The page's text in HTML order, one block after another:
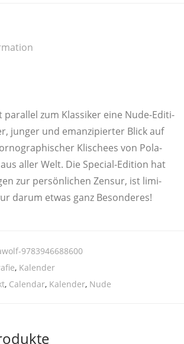
par­al­lel zum Klas­si­ker eine Nude-Edi­ti­
jun­ger und eman­zi­pier­ter Blick auf
Kli­schees von Pola­
aller Welt. Die Spe­cial-Edi­ti­on hat
zur per­sön­li­chen Zen­sur, ist limi­
dar­um etwas ganz Besonderes!
9783946688600
, Kalender
, Calendar, Kalender, Nude